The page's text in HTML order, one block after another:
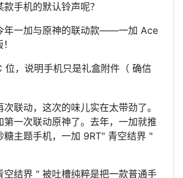
手机的默认铃声呢？
年一加与原神的联动款——一加 Ace
，说明手机只是礼盒附件（ 确信
第一次联动原神了。去年，一加就推
糖主题手机，一加 9RT" 青空结界 "
空结界 " 被吐槽纯粹是把一款普通手